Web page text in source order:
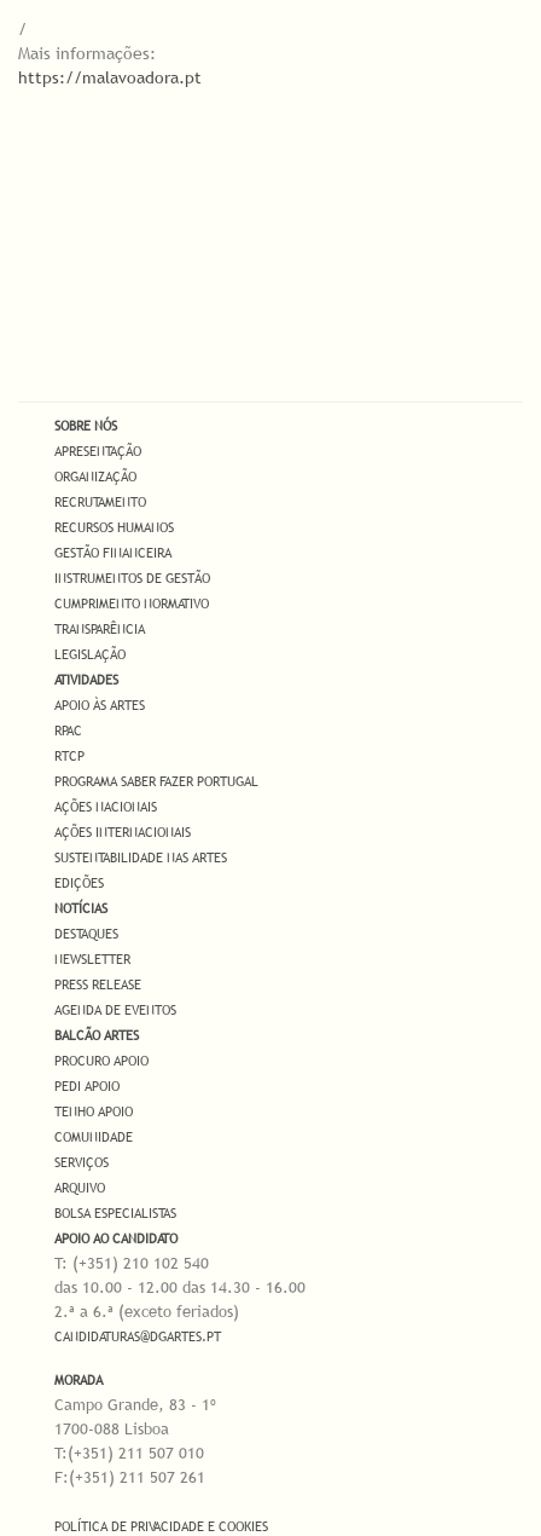
/
Mais informações:
https://malavoadora.pt
SOBRE NÓS
APRESENTAÇÃO
ORGANIZAÇÃO
RECRUTAMENTO
RECURSOS HUMANOS
GESTÃO FINANCEIRA
INSTRUMENTOS DE GESTÃO
CUMPRIMENTO NORMATIVO
TRANSPARÊNCIA
LEGISLAÇÃO
ATIVIDADES
APOIO ÀS ARTES
RPAC
RTCP
PROGRAMA SABER FAZER PORTUGAL
AÇÕES NACIONAIS
AÇÕES INTERNACIONAIS
SUSTENTABILIDADE NAS ARTES
EDIÇÕES
NOTÍCIAS
DESTAQUES
NEWSLETTER
PRESS RELEASE
AGENDA DE EVENTOS
BALCÃO ARTES
PROCURO APOIO
PEDI APOIO
TENHO APOIO
COMUNIDADE
SERVIÇOS
ARQUIVO
BOLSA ESPECIALISTAS
APOIO AO CANDIDATO
T: (+351) 210 102 540
das 10.00 - 12.00 das 14.30 - 16.00
2.ª a 6.ª (exceto feriados)
CANDIDATURAS@DGARTES.PT
MORADA
Campo Grande, 83 - 1º
1700-088 Lisboa
T:(+351) 211 507 010
F:(+351) 211 507 261
POLÍTICA DE PRIVACIDADE E COOKIES